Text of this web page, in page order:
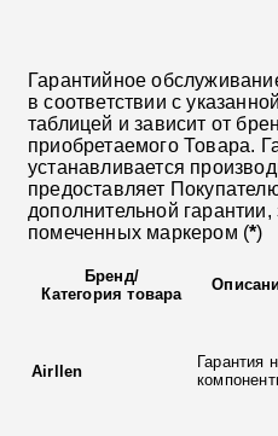
Гарантийное
в соответствии с
таблицей и зависит от
приобретаемого Товара.
устанавливается
предоставляет
дополнительной
помеченных маркером (*)
Бренд/
Категория товара
Airllen
Гарантия